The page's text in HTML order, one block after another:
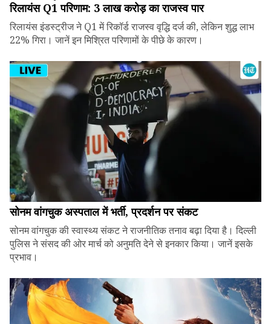
रिलायंस Q1 परिणाम: ₹3 लाख करोड़ का राजस्व पार
रिलायंस इंडस्ट्रीज ने Q1 में रिकॉर्ड राजस्व वृद्धि दर्ज की, लेकिन शुद्ध लाभ
22% गिरा। जानें इन मिश्रित परिणामों के पीछे के कारण।
सोनम वांगचुक अस्पताल में भर्ती, प्रदर्शन पर संकट
सोनम वांगचुक की स्वास्थ्य संकट ने राजनीतिक तनाव बढ़ा दिया है। दिल्ली
पुलिस ने संसद की ओर मार्च को अनुमति देने से इनकार किया। जानें इसके
प्रभाव।